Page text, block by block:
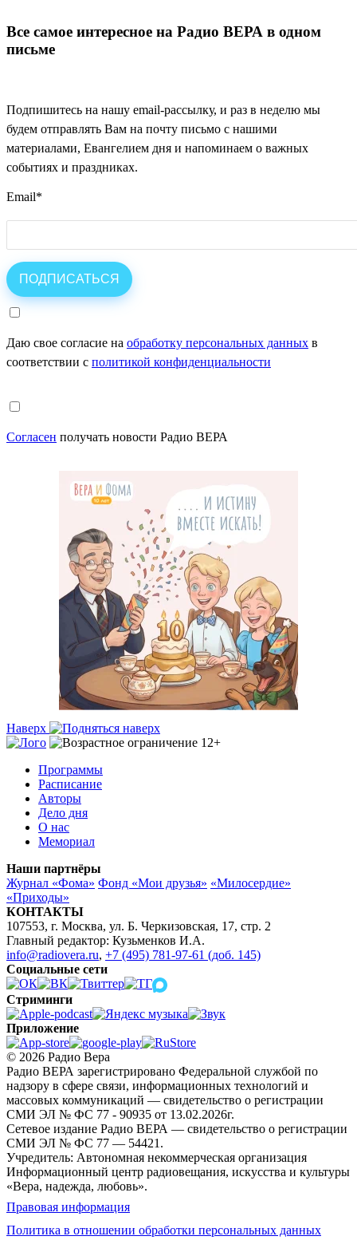
Все самое интересное на Радио ВЕРА в одном
письме
Подпишитесь на нашу email-рассылку, и раз в неделю мы
будем отправлять Вам на почту письмо с нашими
материалами, Евангелием дня и напоминаем о важных
событиях и праздниках.
Email*
Даю свое согласие на обработку персональных данных в
соответствии с политикой конфиденциальности
Согласен получать новости Радио ВЕРА
Наверх
Программы
Расписание
Авторы
Дело дня
О нас
Мемориал
Наши партнёры
Журнал «Фома» Фонд «Мои друзья» «Милосердие»
«Приходы»
КОНТАКТЫ
107553, г. Москва, ул. Б. Черкизовская, 17, стр. 2
Главный редактор: Кузьменков И.А.
info@radiovera.ru, +7 (495) 781-97-61 (доб. 145)
Социальные сети
Стриминги
Приложение
© 2026 Радио Вера
Радио ВЕРА зарегистрировано Федеральной службой по
надзору в сфере связи, информационных технологий и
массовых коммуникаций — свидетельство о регистрации
СМИ ЭЛ № ФС 77 - 90935 от 13.02.2026г.
Сетевое издание Радио ВЕРА — свидетельство о регистрации
СМИ ЭЛ № ФС 77 — 54421.
Учредитель: Автономная некоммерческая организация
Информационный центр радиовещания, искусства и культуры
«Вера, надежда, любовь».
Правовая информация
Политика в отношении обработки персональных данных